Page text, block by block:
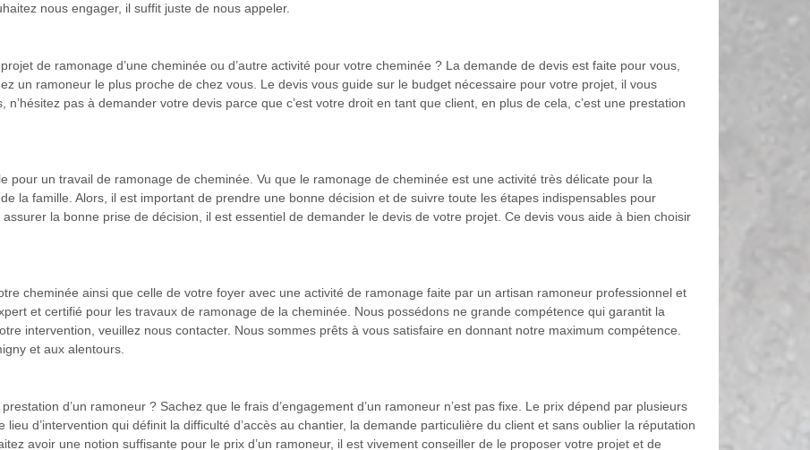
nous engager, il suffit juste de nous appeler.
de ramonage d’une cheminée ou d’autre activité pour votre cheminée ? La demande de devis est faite pour vous,
un ramoneur le plus proche de chez vous. Le devis vous guide sur le budget nécessaire pour votre projet, il vous
pas à demander votre devis parce que c’est votre droit en tant que client, en plus de cela, c’est une prestation
pour un travail de ramonage de cheminée. Vu que le ramonage de cheminée est une activité très délicate pour la
la famille. Alors, il est important de prendre une bonne décision et de suivre toute les étapes indispensables pour
la bonne prise de décision, il est essentiel de demander le devis de votre projet. Ce devis vous aide à bien choisir
cheminée ainsi que celle de votre foyer avec une activité de ramonage faite par un artisan ramoneur professionnel et
et certifié pour les travaux de ramonage de la cheminée. Nous possédons ne grande compétence qui garantit la
intervention, veuillez nous contacter. Nous sommes prêts à vous satisfaire en donnant notre maximum compétence.
et aux alentours.
d’un ramoneur ? Sachez que le frais d’engagement d’un ramoneur n’est pas fixe. Le prix dépend par plusieurs
d’intervention qui définit la difficulté d’accès au chantier, la demande particulière du client et sans oublier la réputation
avoir une notion suffisante pour le prix d’un ramoneur, il est vivement conseiller de le proposer votre projet et de